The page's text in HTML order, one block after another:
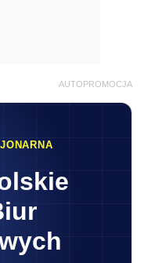
AUTOPROMOCJA